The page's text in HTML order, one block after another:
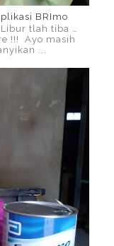
BRImo
tlah tiba …
!!! Ayo masih
...